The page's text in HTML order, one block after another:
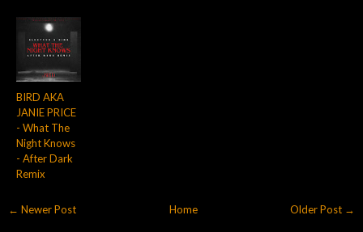
BIRD AKA
JANIE PRICE
- What The
Night Knows
- After Dark
Remix
← Newer Post Older Post →
Home